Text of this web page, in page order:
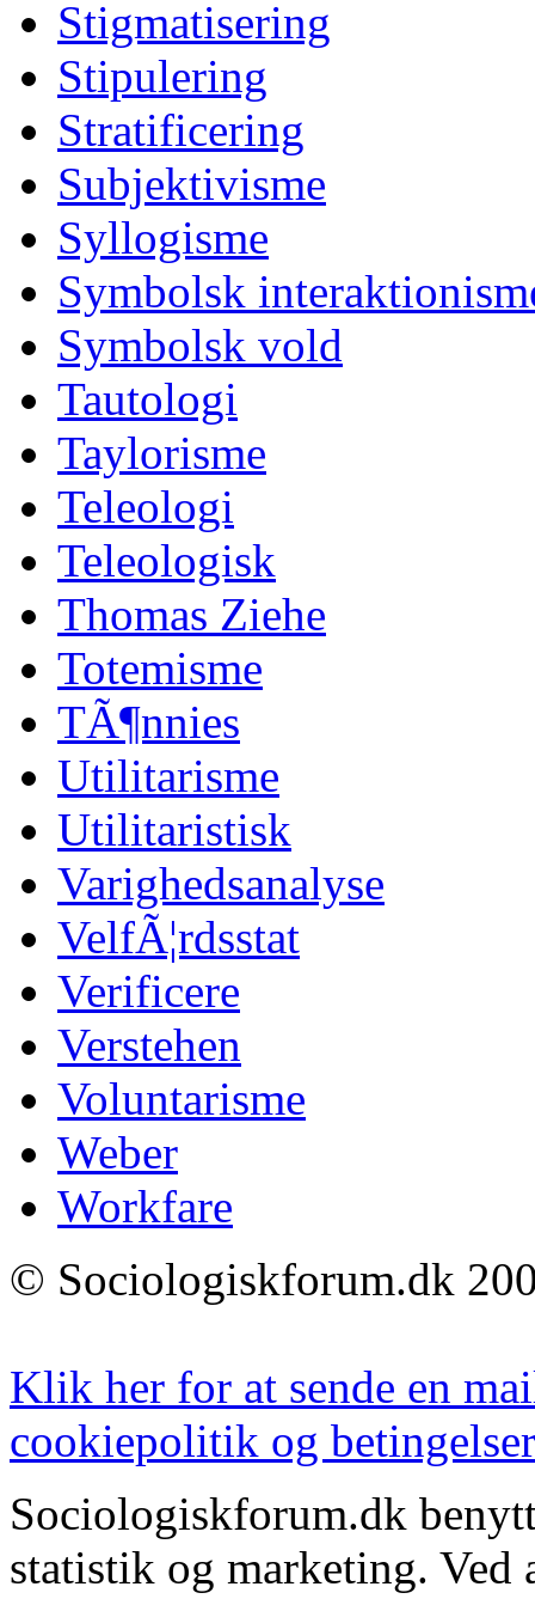
Stigmatisering
Stipulering
Stratificering
Subjektivisme
Syllogisme
Symbolsk
Symbolsk vold
Tautologi
Taylorisme
Teleologi
Teleologisk
Thomas Ziehe
Totemisme
TÃ¶nnies
Utilitarisme
Utilitaristisk
Varighedsanalyse
VelfÃ¦rdsstat
Verificere
Verstehen
Voluntarisme
Weber
Workfare
© Sociologiskforum.dk
Klik her for at sende en
cookiepolitik og
Sociologiskforum.dk
statistik og marketing. Ved